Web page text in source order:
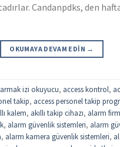
Candanpdks, den
OKUMAYA DEVAM EDIN →
izi okuyucu, access kontrol,
takip, access personel takip
kalem, akıllı takip cihazı, alarm
, alarm güvenlik sistemleri, alarm
, alarm kamera güvenlik sistemleri,